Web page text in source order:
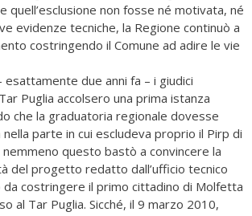
quell’esclusione non fosse né motivata, né
evidenze tecniche, la Regione continuò a
costringendo il Comune ad adire le vie
due anni fa – i giudici
Puglia accolsero una prima istanza
che la graduatoria regionale dovesse
parte in cui escludeva proprio il Pirp di
questo bastò a convincere la
del progetto redatto dall’ufficio tecnico
da costringere il primo cittadino di Molfetta
al Tar Puglia. Sicché, il 9 marzo 2010,